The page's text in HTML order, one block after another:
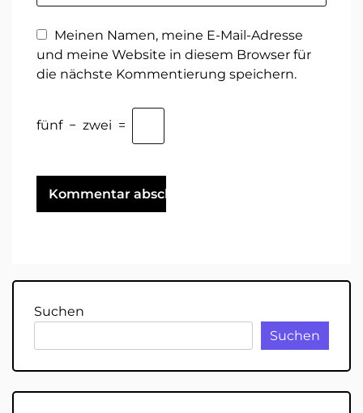
Meinen Namen, meine E-Mail-Adresse
und meine Website in diesem Browser für
die nächste Kommentierung speichern.
fünf − zwei =
Suchen
Suchen